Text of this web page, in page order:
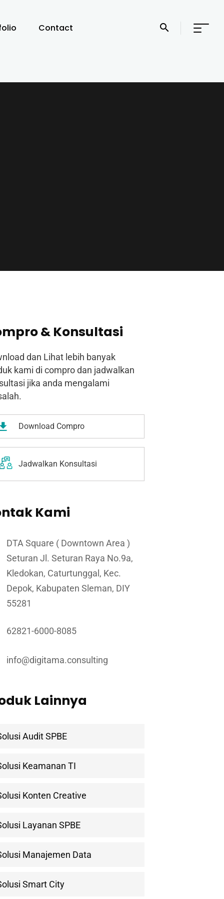
Contact
& Konsultasi
dan Lihat lebih banyak
kami di compro dan jadwalkan
jika anda mengalami
Download Compro
Jadwalkan Konsultasi
Kami
DTA Square ( Downtown Area )
Seturan Jl. Seturan Raya No.9a,
Kledokan, Caturtunggal, Kec.
Depok, Kabupaten Sleman, DIY
55281
62821-6000-8085
info@digitama.consulting
Lainnya
Audit SPBE
Keamanan TI
Konten Creative
Layanan SPBE
Manajemen Data
Smart City